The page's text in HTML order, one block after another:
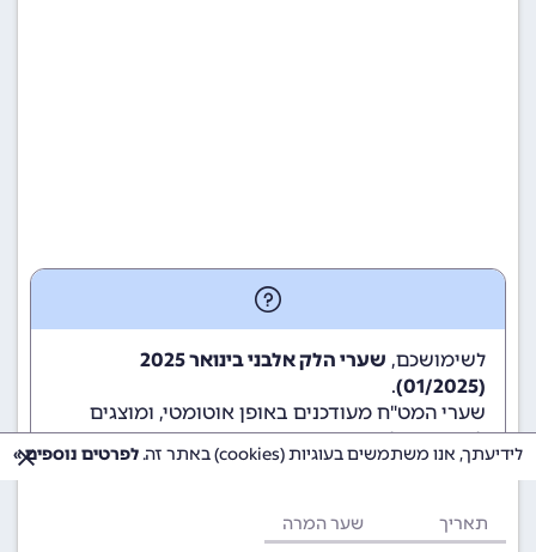
לשימושכם,
שערי הלק אלבני בינואר 2025
(01/2025)
.
שערי המט"ח מעודכנים באופן אוטומטי, ומוצגים
לשימוש גולשי ומשתמשי האתר.
תאריך שער המרה
לידיעתך, אנו משתמשים בעוגיות (cookies) באתר זה. לפרטים נוספים »